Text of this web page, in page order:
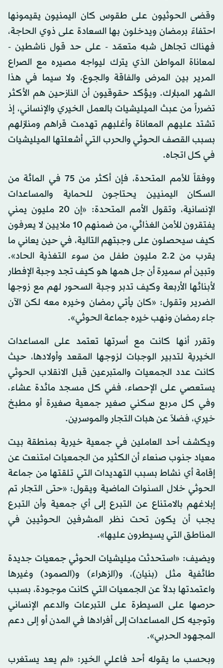
وقضى الحوثيون على طقوس كان اليمنيون يقيمونها
احتفاءً برمضان ويدخلون بها السعادة على ذوي الحاجة،
فهناك تجاهل شبه متعمّد - على حد قول ناشطين -
لمعاناة المواطن الذي يترك ليواجه مصيره مع الصراع
المرير بين المرض والفاقة والجوع، ولا سيما في هذا
الشهر المبارك. ويؤكد حقوقيون أن النازحين هم الأكثر
تضرراً من عبث الميليشيات بالعمل الخيري والإنساني، إذ
تشتد عليهم المعاناة وأغلبهم تهدمت قراهم ومنازلهم
بسبب القصف الحوثي والحرب التي أشعلتها الميليشيات
في كل اتجاه.
ووفقاً للأمم المتحدة، فإن أكثر من 75 في المائة من
السكان اليمنيين يحتاجون للحماية والمساعدات
الإنسانية، وتقول الأمم المتحدة: «إن 20 مليون يمني
يفتقرون للأمن الغذائي، من ضمنهم 10 ملايين لا يعرفون
كيف سيحصلون على وجبتهم التالية، في حين يعاني ما
يقرب من 2.2 مليون طفل من سوء التغذية الحاد».
وتبين أم سميرة أن جل همها هو كيف تجد وجبة الإفطار
لأبنائها الأربعة وكيف تدبر وجبة السحور لهم مع زوجها
الضرير وتقول: «كان يأتي رمضان وخيره معه لكن الآن
جاء رمضان ونهب خيره جماعة الحوثي».
وتقرر أنها كانت مع أسرتها تعتمد على المساعدات
الخيرية لتدبير الوجبات لزوجها المقعد وأولادها، حيث
كانت عدد الجمعيات والمتبرعين قبل الانقلاب الحوثي
يستعصي على الإحصاء، ففي كل مسجد مائدة عشاء،
وفي كل مربع سكني صغير جمعية صغيرة أو مطبخ
خيري، فضلاً عن هبات التجار والموسرين.
ويكشف أحد العاملين في جمعية خيرية بمنطقة بيت
معياد جنوب صنعاء أن الكثير من الجمعيات امتنعت عن
إقامة أي نشاط بسبب التهديدات التي تلقتها من جماعة
الحوثي خلال السنوات الماضية ويقول: «حتى التجار تم
إبلاغهم بالامتناع عن التبرع إلى أي جمعية وأن التبرع
يجب أن يكون تحت نظر المشرفين الحوثيين في
المناطق التي يسيطرون عليها».
ويضيف: «استحدثت ميليشيات الحوثي جمعيات جديدة
طائفية مثل (بنيان)، و(الزهراء) و(الصمود) وغيرها
واعتمدتها بدلاً عن الجمعيات التي كانت موجودة، بسبب
حرصها على السيطرة على التبرعات والدعم الإنساني
وتوجيه كل المساعدات إلى أفرادها في المدن أو إلى دعم
المجهود الحربي».
وبحسب ما يقوله أحد فاعلي الخير: «لم يعد يستغرب